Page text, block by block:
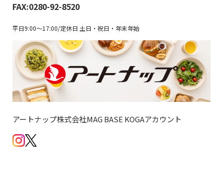
FAX:0280-92-8520
平日9:00～17:00/定休日 土日・祝日・年末年始
アートナップ株式会社MAG BASE KOGAアカウント